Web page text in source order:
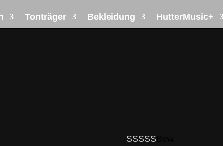
Tonträger Bekleidung HutterMusic+
Bew